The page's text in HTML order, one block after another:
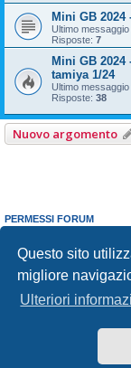
Questo sito
migliore
Ulteriori
Mini GB 2024
Ultimo messaggio
Risposte: 7
Mini GB 2024
tamiya 1/24
Ultimo messaggio
Risposte: 38
Nuovo argomento
PERMESSI FORUM
Non puoirispondere negli
Non puoimodificare i tuoi
Non puoicancellare i tuoi
Non puoi
inviare allegati